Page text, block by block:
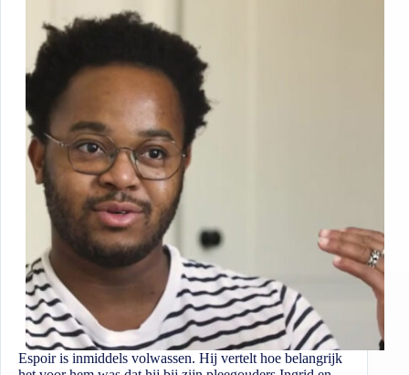
Espoir is inmiddels volwassen. Hij vertelt hoe belangrijk